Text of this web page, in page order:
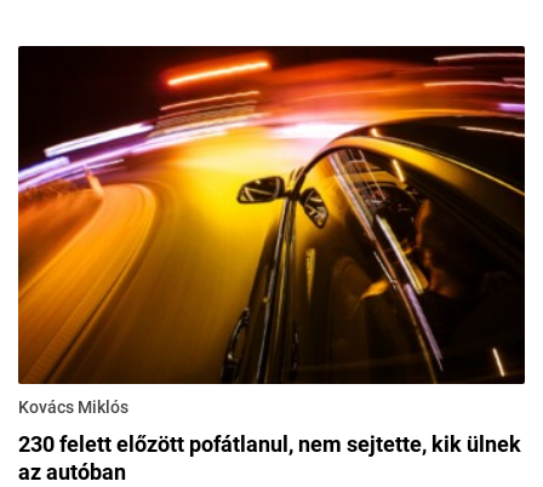
Kovács Miklós
230 felett előzött pofátlanul, nem sejtette, kik ülnek
az autóban